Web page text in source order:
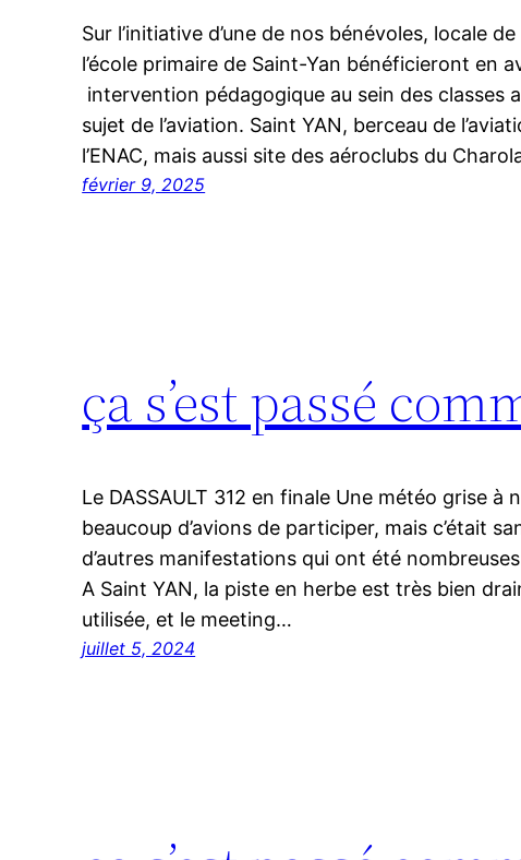
Sur l’initiative d’une de nos bénévoles, locale
l’école primaire de Saint-Yan bénéficieront en
intervention pédagogique au sein des classes
sujet de l’aviation. Saint YAN, berceau de
l’ENAC, mais aussi site des aéroclubs du
février 9, 2025
ça s’est passé
Le DASSAULT 312 en finale Une météo grise à
beaucoup d’avions de participer, mais c’était
d’autres manifestations qui ont été
A Saint YAN, la piste en herbe est très bien
utilisée, et le meeting…
juillet 5, 2024